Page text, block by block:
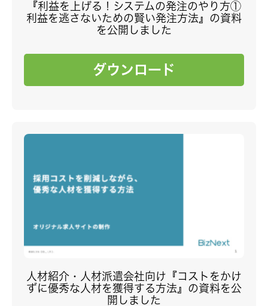
『利益を上げる！システムの発注のやり方①
利益を逃さないための賢い発注方法』の資料
を公開しました
ダウンロード
人材紹介・人材派遣会社向け『コストをかけ
ずに優秀な人材を獲得する方法』の資料を公
開しました